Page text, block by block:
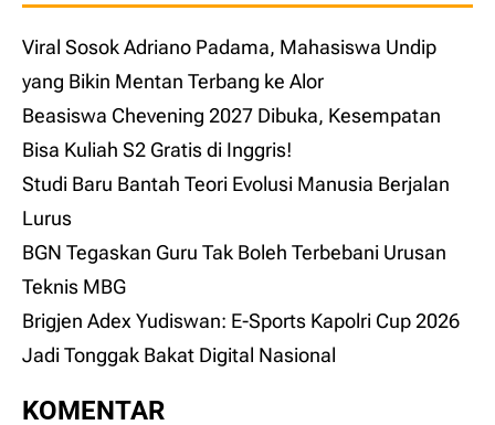
Viral Sosok Adriano Padama, Mahasiswa Undip
yang Bikin Mentan Terbang ke Alor
Beasiswa Chevening 2027 Dibuka, Kesempatan
Bisa Kuliah S2 Gratis di Inggris!
Studi Baru Bantah Teori Evolusi Manusia Berjalan
Lurus
BGN Tegaskan Guru Tak Boleh Terbebani Urusan
Teknis MBG
Brigjen Adex Yudiswan: E-Sports Kapolri Cup 2026
Jadi Tonggak Bakat Digital Nasional
KOMENTAR